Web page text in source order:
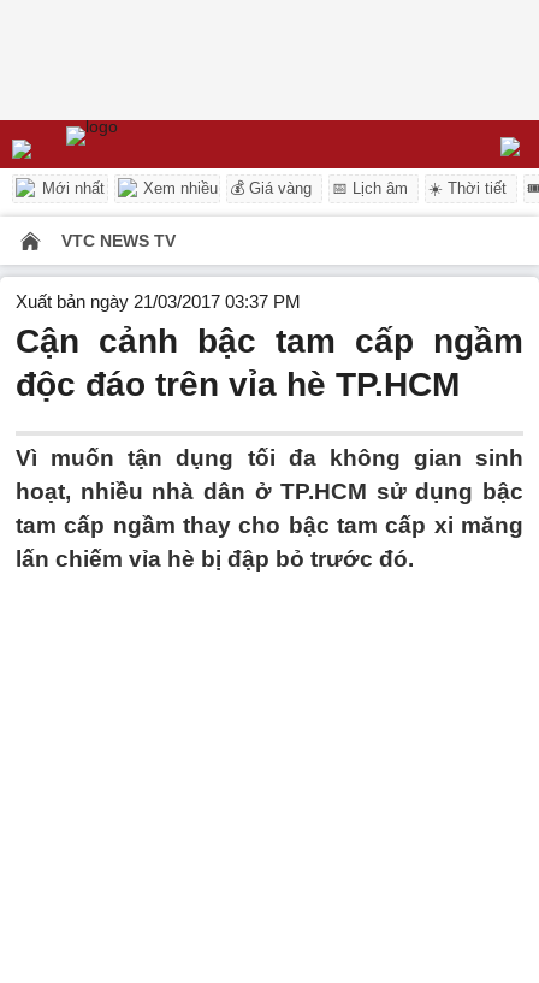
Mới nhất Xem nhiều 💰 Giá vàng 📅 Lịch âm ☀️ Thời tiết
VTC NEWS TV
Xuất bản ngày 21/03/2017 03:37 PM
Cận cảnh bậc tam cấp ngầm
độc đáo trên vỉa hè TP.HCM
Vì muốn tận dụng tối đa không gian sinh
hoạt, nhiều nhà dân ở TP.HCM sử dụng bậc
tam cấp ngầm thay cho bậc tam cấp xi măng
lấn chiếm vỉa hè bị đập bỏ trước đó.